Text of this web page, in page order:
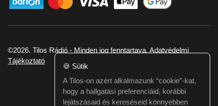
©2026. Tilos Rádió - Minden jog fenntartava. Adatvédelmi
Tájékoztató
Ha hibát találtál vagy kérdésed van itt jelezd:
webmester@tilos.hu
🍪 Sütik
A Tilos-on azért alkalmazunk “cookie”-kat,
hogy a hallgatási preferenciáid, korábbi
lejátszásaid és kereséseid könnyebben